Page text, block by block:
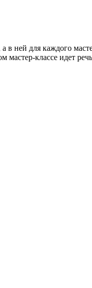
ней для каждого
мастер-классе идет